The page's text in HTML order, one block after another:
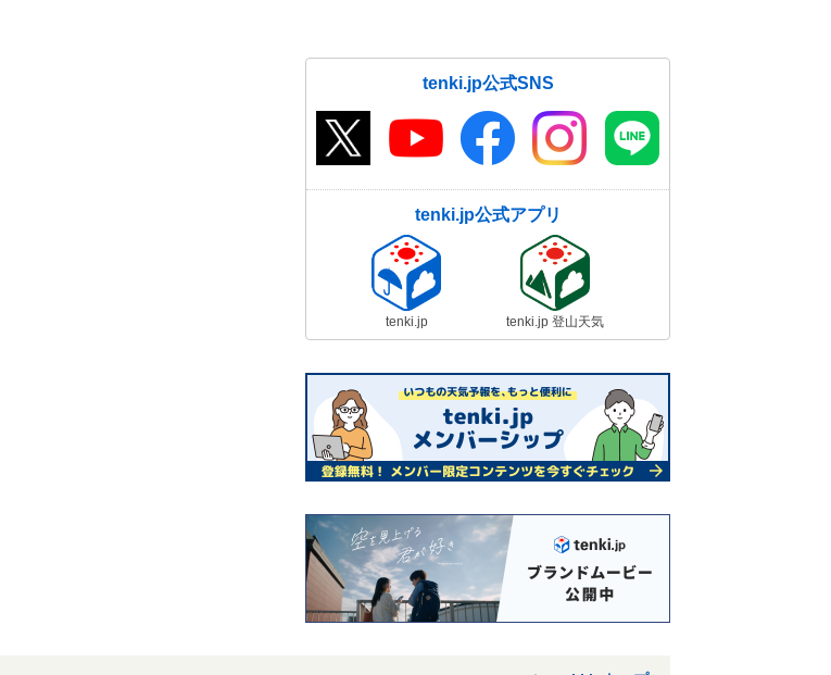
tenki.jp公式SNS
tenki.jp公式アプリ
tenki.jp tenki.jp 登山天気